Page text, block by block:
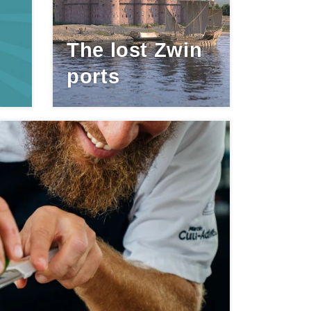
The lost Zwin
ports